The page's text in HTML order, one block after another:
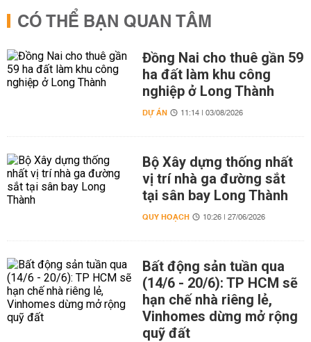
CÓ THỂ BẠN QUAN TÂM
Đồng Nai cho thuê gần 59
ha đất làm khu công
nghiệp ở Long Thành
DỰ ÁN 11:14 | 03/08/2026
Bộ Xây dựng thống nhất
vị trí nhà ga đường sắt
tại sân bay Long Thành
QUY HOẠCH 10:26 | 27/06/2026
Bất động sản tuần qua
(14/6 - 20/6): TP HCM sẽ
hạn chế nhà riêng lẻ,
Vinhomes dừng mở rộng
quỹ đất